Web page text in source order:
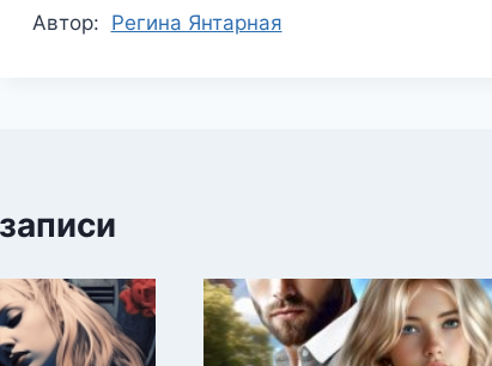
Метки
Автор: Регина Янтарная